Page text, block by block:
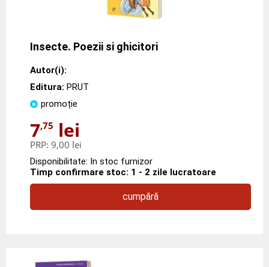
Insecte. Poezii si ghicitori
Autor(i):
Editura: PRUT
promoție
7,75 lei
PRP: 9,00 lei
Disponibilitate: In stoc furnizor
Timp confirmare stoc: 1 - 2 zile lucratoare
cumpără